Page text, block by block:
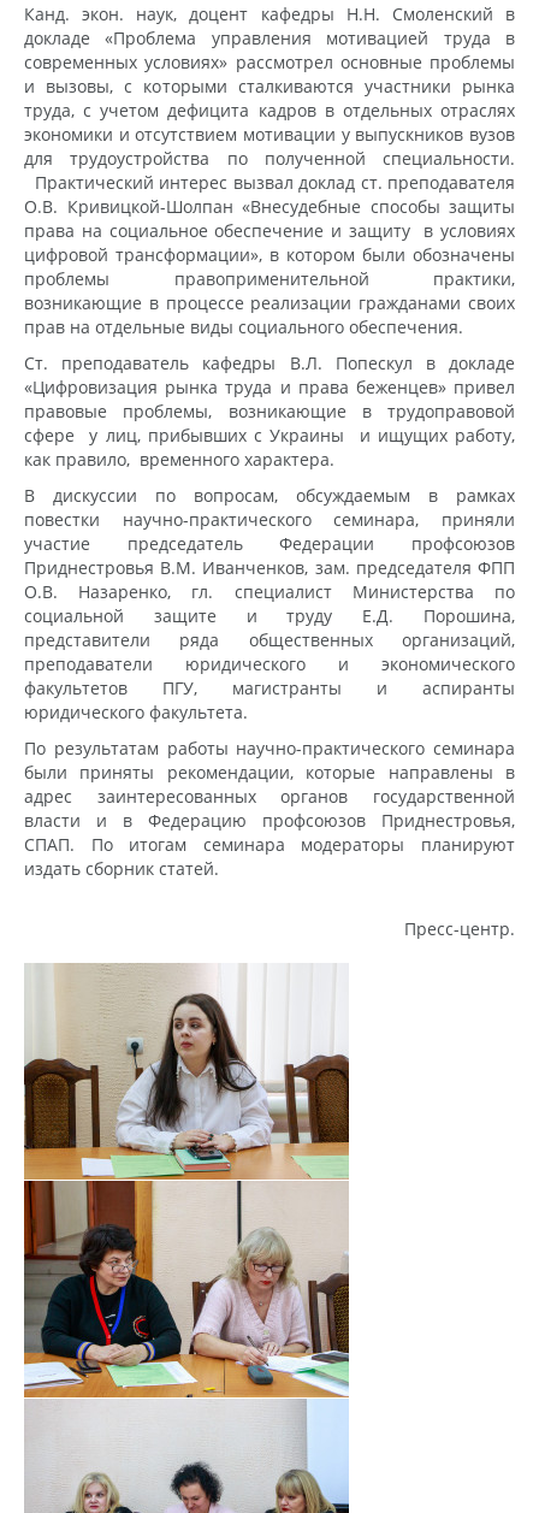
Канд. экон. наук, доцент кафедры Н.Н. Смоленский в
докладе «Проблема управления мотивацией труда в
современных условиях» рассмотрел основные проблемы
и вызовы, с которыми сталкиваются участники рынка
труда, с учетом дефицита кадров в отдельных отраслях
экономики и отсутствием мотивации у выпускников вузов
для трудоустройства по полученной специальности.
Практический интерес вызвал доклад ст. преподавателя
О.В. Кривицкой-Шолпан «Внесудебные способы защиты
права на социальное обеспечение и защиту в условиях
цифровой трансформации», в котором были обозначены
проблемы правоприменительной практики,
возникающие в процессе реализации гражданами своих
прав на отдельные виды социального обеспечения.
Ст. преподаватель кафедры В.Л. Попескул в докладе
«Цифровизация рынка труда и права беженцев» привел
правовые проблемы, возникающие в трудоправовой
сфере у лиц, прибывших с Украины и ищущих работу,
как правило, временного характера.
В дискуссии по вопросам, обсуждаемым в рамках
повестки научно-практического семинара, приняли
участие председатель Федерации профсоюзов
Приднестровья В.М. Иванченков, зам. председателя ФПП
О.В. Назаренко, гл. специалист Министерства по
социальной защите и труду Е.Д. Порошина,
представители ряда общественных организаций,
преподаватели юридического и экономического
факультетов ПГУ, магистранты и аспиранты
юридического факультета.
По результатам работы научно-практического семинара
были приняты рекомендации, которые направлены в
адрес заинтересованных органов государственной
власти и в Федерацию профсоюзов Приднестровья,
СПАП. По итогам семинара модераторы планируют
издать сборник статей.
Пресс-центр.